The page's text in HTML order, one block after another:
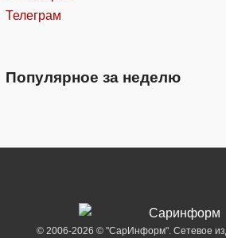
Телеграм
Популярное за неделю
© 2006-2026 © "СарИнформ". Сетевое